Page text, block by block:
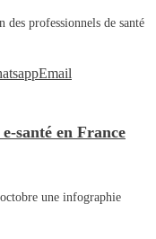
professionnels de santé
Email
santé en France
une infographie